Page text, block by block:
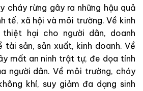
cháy rừng gây ra những hậu quả
tế, xã hội và môi trường. Về kinh
hại cho người dân, doanh
tài sản, sản xuất, kinh doanh. Về
mất an ninh trật tự, đe dọa tính
người dân. Về môi trường, cháy
khí, suy giảm đa dạng sinh